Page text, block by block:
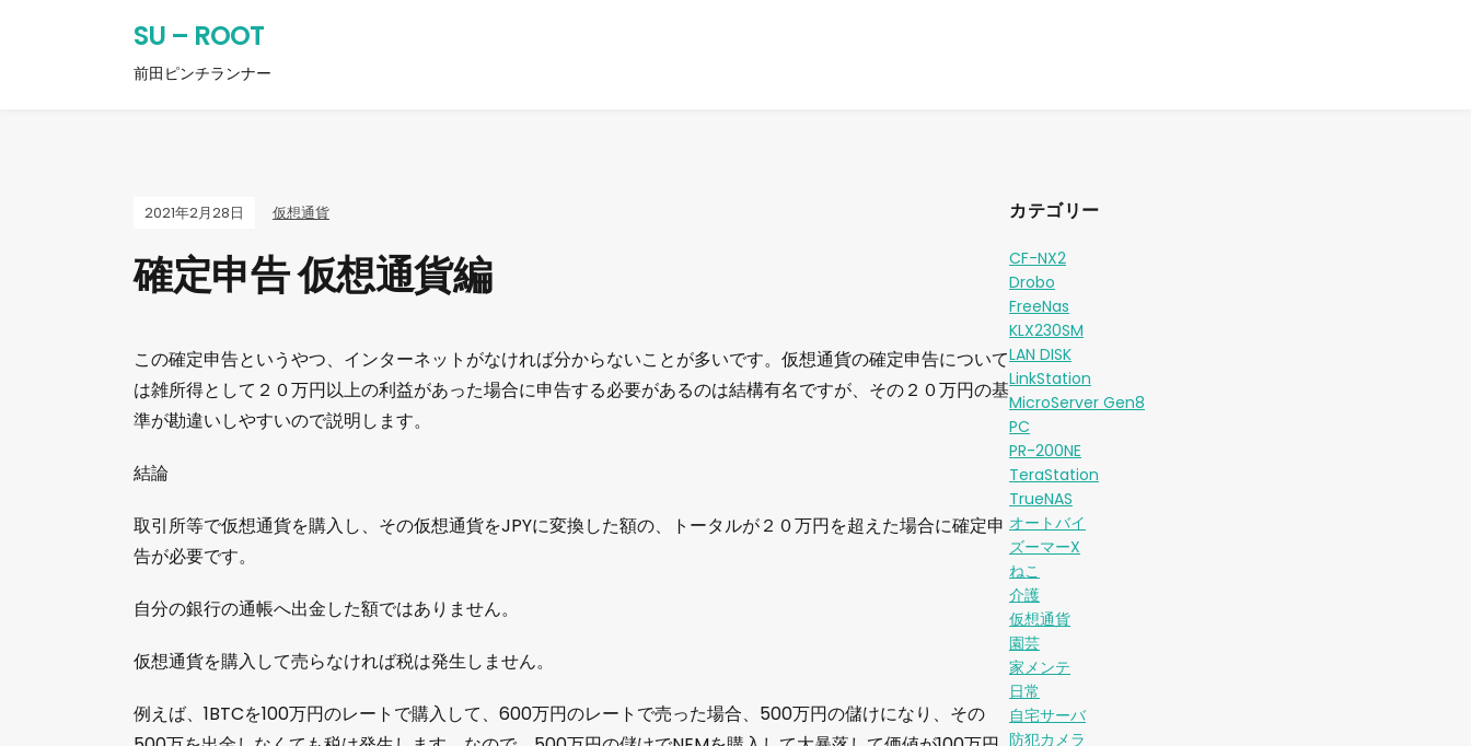
SU – ROOT
前田ピンチランナー
2021年2月28日 仮想通貨
確定申告 仮想通貨編
この確定申告というやつ、インターネットがなければ分からないことが多いです。仮想通貨の確定申告について
は雑所得として２０万円以上の利益があった場合に申告する必要があるのは結構有名ですが、その２０万円の基
準が勘違いしやすいので説明します。
結論
取引所等で仮想通貨を購入し、その仮想通貨をJPYに変換した額の、トータルが２０万円を超えた場合に確定申
告が必要です。
自分の銀行の通帳へ出金した額ではありません。
仮想通貨を購入して売らなければ税は発生しません。
例えば、1BTCを100万円のレートで購入して、600万円のレートで売った場合、500万円の儲けになり、その
カテゴリー
CF-NX2
Drobo
FreeNas
KLX230SM
LAN DISK
LinkStation
MicroServer Gen8
PC
PR-200NE
TeraStation
TrueNAS
オートバイ
ズーマーX
ねこ
介護
仮想通貨
園芸
家メンテ
日常
自宅サーバ
防犯カメラ